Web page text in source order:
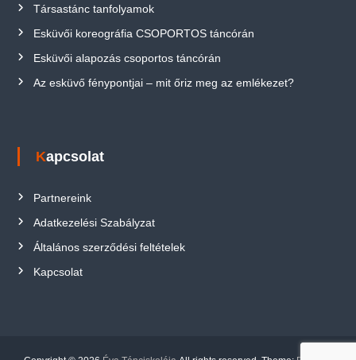
Társastánc tanfolyamok
Esküvői koreográfia CSOPORTOS táncórán
Esküvői alapozás csoportos táncórán
Az esküvő fénypontjai – mit őriz meg az emlékezet?
Kapcsolat
Partnereink
Adatkezelési Szabályzat
Általános szerződési feltételek
Kapcsolat